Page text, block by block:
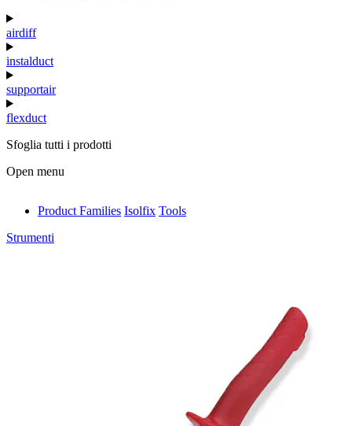
airdiff
instalduct
supportair
flexduct
Sfoglia tutti i prodotti
Open menu
antivib
isolfix
Product Families Isolfix Tools
Strumenti